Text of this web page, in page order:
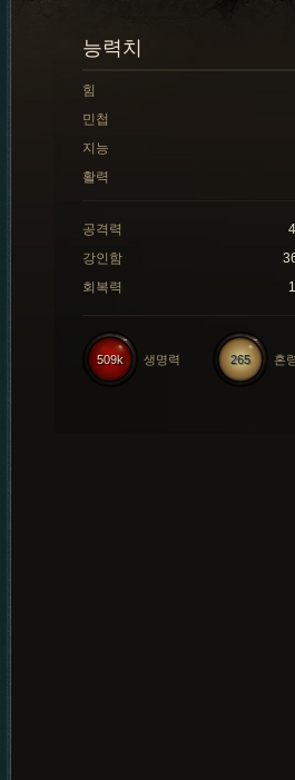
능력치
힘
민첩
지능
활력
공격력
강인함
회복력
265 혼
509k 생명력